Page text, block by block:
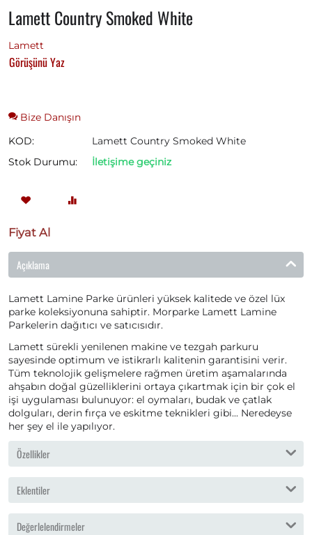
Lamett Country Smoked White
Lamett
Görüşünü Yaz
Bize Danışın
KOD:
Lamett Country Smoked White
Stok Durumu:
İletişime geçiniz
Fiyat Al
Açıklama
Lamett Lamine Parke ürünleri yüksek kalitede ve özel lüx
parke koleksiyonuna sahiptir. Morparke Lamett Lamine
Parkelerin dağıtıcı ve satıcısıdır.
Lamett sürekli yenilenen makine ve tezgah parkuru
sayesinde optimum ve istikrarlı kalitenin garantisini verir.
Tüm teknolojik gelişmelere rağmen üretim aşamalarında
ahşabın doğal güzelliklerini ortaya çıkartmak için bir çok el
işi uygulaması bulunuyor: el oymaları, budak ve çatlak
dolguları, derin fırça ve eskitme teknikleri gibi... Neredeyse
her şey el ile yapılıyor.
Özellikler
Eklentiler
Değerlelendirmeler